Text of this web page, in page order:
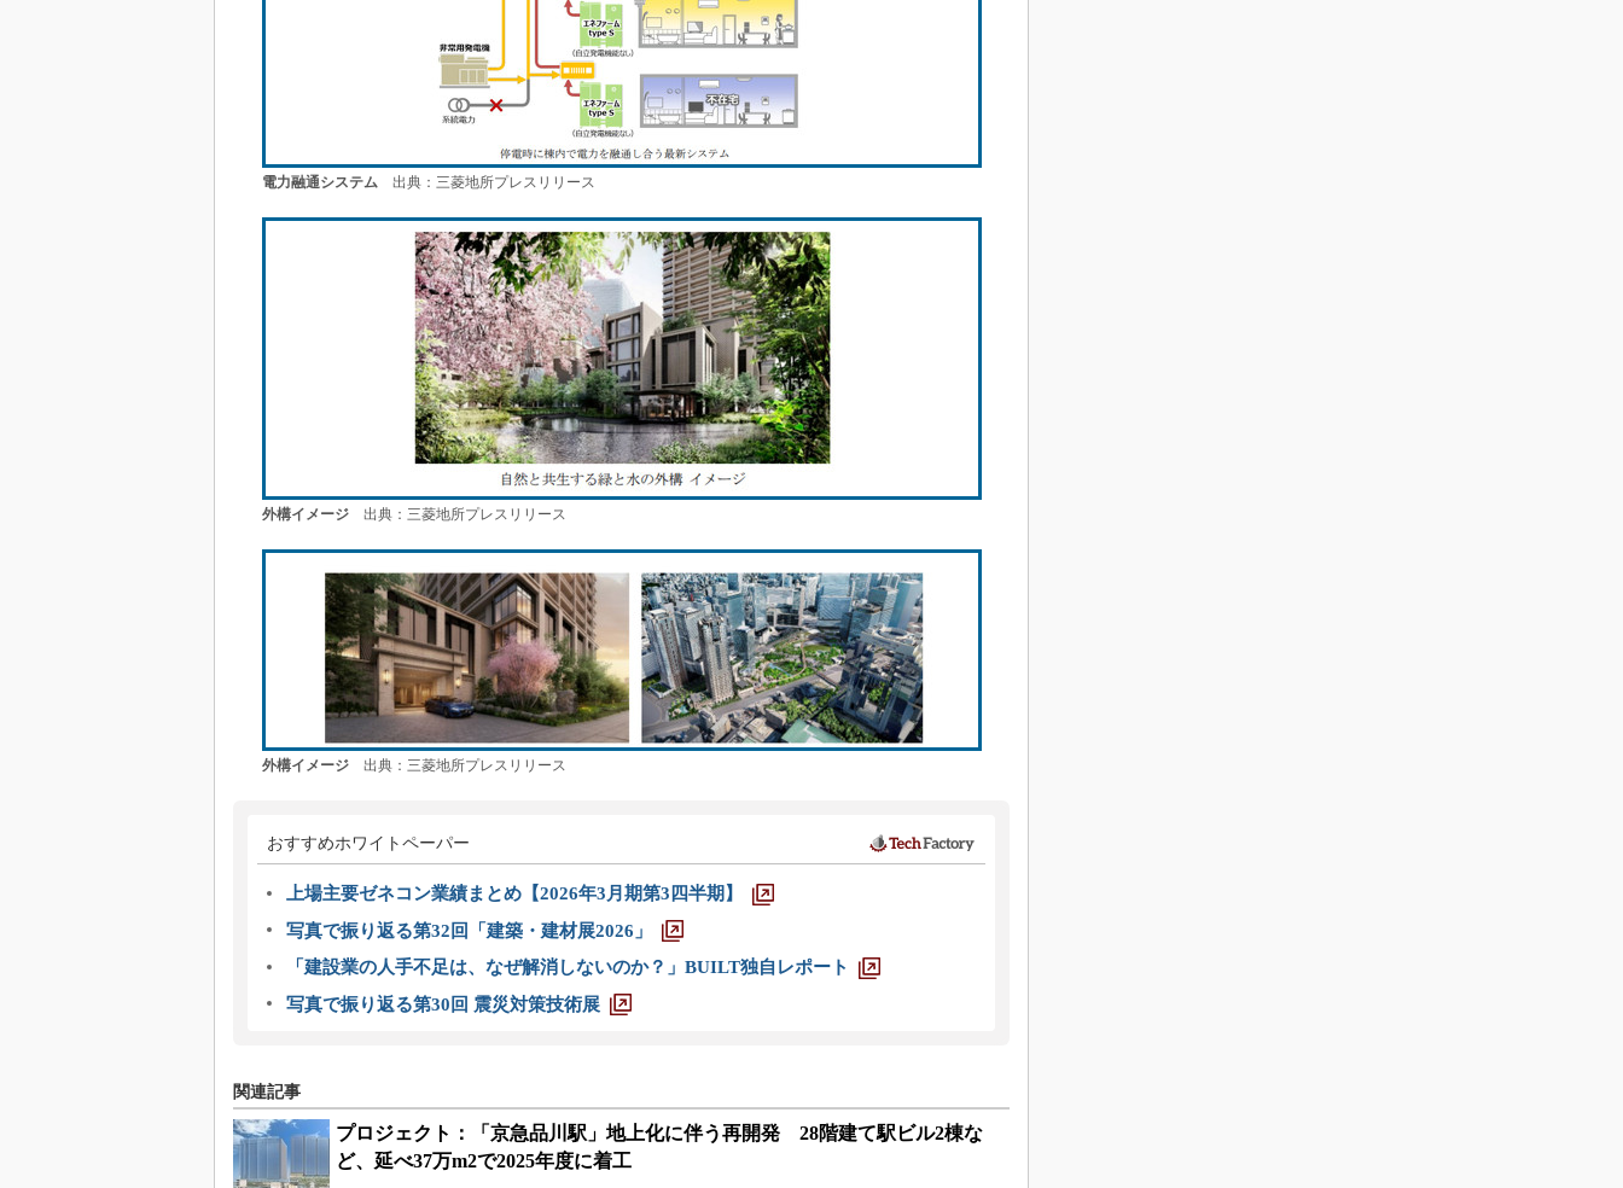
電力融通システム出典：三菱地所プレスリリース
外構イメージ出典：三菱地所プレスリリース
外構イメージ出典：三菱地所プレスリリース
おすすめホワイトペーパー
上場主要ゼネコン業績まとめ【2026年3月期第3四半期】
写真で振り返る第32回「建築・建材展2026」
「建設業の人手不足は、なぜ解消しないのか？」BUILT独自レポート
写真で振り返る第30回 震災対策技術展
関連記事
プロジェクト：「京急品川駅」地上化に伴う再開発 28階建て駅ビル2棟な
ど、延べ37万m2で2025年度に着工